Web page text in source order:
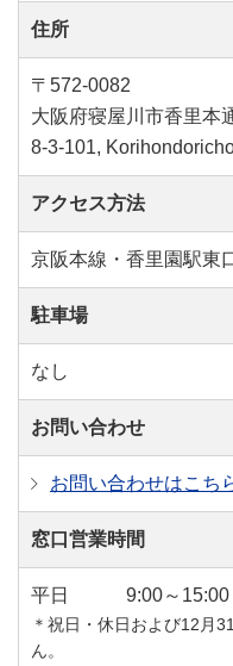
住所
〒572-0082
大阪府寝屋川市香里本
8-3-101,
アクセス方法
京阪本線・香里園駅東
駐車場
なし
お問い合わせ
お問い合わせはこち
窓口営業時間
平日 9:00～15:00
＊祝日・休日および12月
ん。